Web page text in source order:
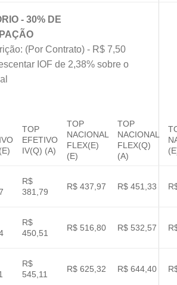
- 30% DE
(Por Contrato) - R$ 7,50
IOF de 2,38% sobre o
TOP
EFETIVO
IV(Q) (A)
TOP
NACIONAL
FLEX(E)
(E)
TOP
NACIONAL
FLEX(Q)
(A)
R$
381,79
R$ 437,97 R$ 451,33
R$
450,51
R$ 516,80 R$ 532,57
R$
545,11
R$ 625,32 R$ 644,40